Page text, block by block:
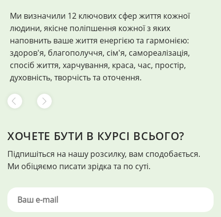
Ми визначили 12 ключових сфер життя кожної
людини, якісне поліпшення кожної з яких
наповнить ваше життя енергією та гармонією:
здоров'я, благополуччя, сім'я, самореалізація,
спосіб життя, харчування, краса, час, простір,
духовність, творчість та оточення.
ХОЧЕТЕ БУТИ В КУРСІ ВСЬОГО?
Підпишіться на нашу розсилку, вам сподобається.
Ми обіцяємо писати зрідка та по суті.